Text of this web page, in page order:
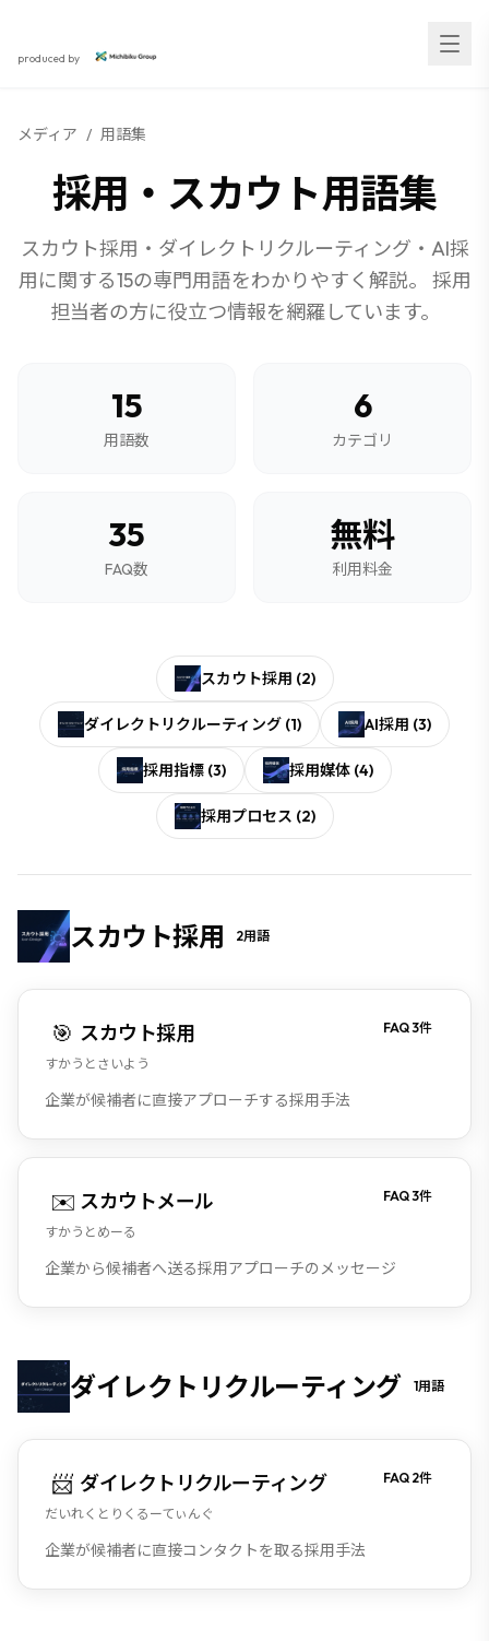
produced by
メディア / 用語集
採用・スカウト用語集
スカウト採用・ダイレクトリクルーティング・AI採
用に関する15の専門用語をわかりやすく解説。 採用
担当者の方に役立つ情報を網羅しています。
15
用語数
6
カテゴリ
35
FAQ数
無料
利用料金
スカウト採用 (2)
ダイレクトリクルーティング (1) AI採用 (3)
採用指標(3) 採用媒体(4)
採用プロセス (2)
スカウト採用 2用語
🎯 スカウト採用
すかうとさいよう
FAQ3件
企業が候補者に直接アプローチする採用手法
✉️ スカウトメール
すかうとめーる
FAQ3件
企業から候補者へ送る採用アプローチのメッセージ
ダイレクトリクルーティング 1用語
📨 ダイレクトリクルーティング
だいれくとりくるーてぃんぐ
FAQ 2件
企業が候補者に直接コンタクトを取る採用手法
返信率アップのノウハウや媒体比較など、すぐに使える資